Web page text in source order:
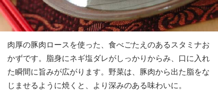
肉厚の豚肉ロースを使った、食べごたえのあるスタミナお
かずです。脂身にネギ塩ダレがしっかりからみ、口に入れ
た瞬間に旨みが広がります。野菜は、豚肉から出た脂をな
じませるように焼くと、より深みのある味わいに。